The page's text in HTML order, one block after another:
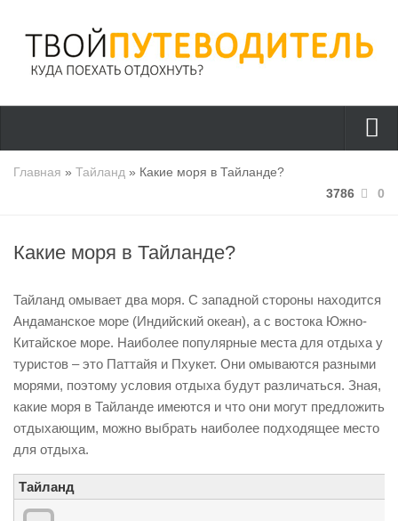
Страны
Тайланд
Куда поехать?
Полезно знать
Отдых с детьми
Поиск туров online
Главная » Тайланд » Какие моря в Тайланде?
3786
0
Какие моря в Тайланде?
Тайланд омывает два моря. С западной стороны находится
Андаманское море (Индийский океан), а с востока Южно-
Китайское море. Наиболее популярные места для отдыха у
туристов – это Паттайя и Пхукет. Они омываются разными
морями, поэтому условия отдыха будут различаться. Зная,
какие моря в Тайланде имеются и что они могут предложить
отдыхающим, можно выбрать наиболее подходящее место
для отдыха.
Тайланд